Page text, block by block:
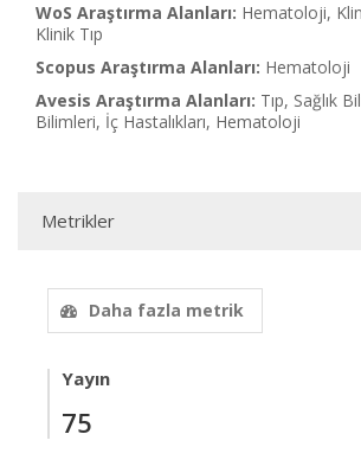
WoS Araştırma Alanları: Hematoloji,
Klinik Tıp
Scopus Araştırma Alanları: Hematoloji
Avesis Araştırma Alanları: Tıp, Sağlık
Bilimleri, İç Hastalıkları, Hematoloji
Metrikler
Daha fazla metrik
Yayın
75